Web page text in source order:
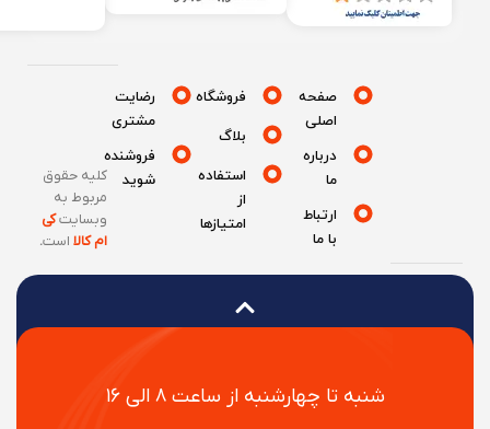
شنبه تا چهارشنبه از ساعت ۸ الی ۱۶
صفحه
درباره
ارتباط
فروشگاه
بلاگ
استفاده
امتیازها
رضایت
مشتری
فروشنده
شوید
کلیه حقوق
مربوط به
وبسایتکی
ام کالااست.